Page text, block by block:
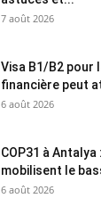
7 août 2026
Visa B1/B2 pour
financière peut
6 août 2026
COP31 à Antalya
mobilisent le
6 août 2026